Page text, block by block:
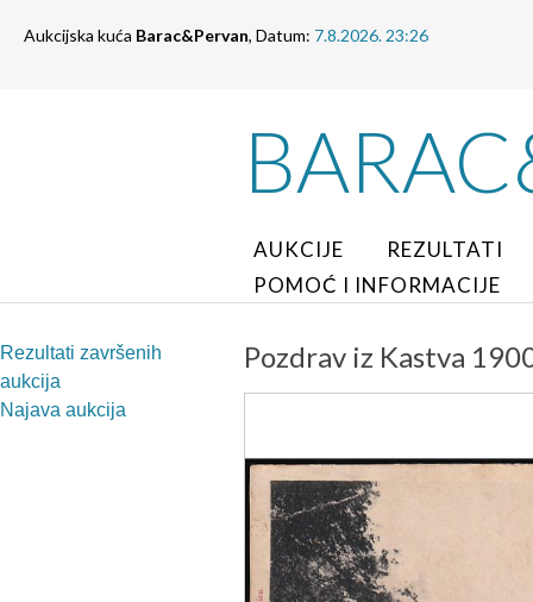
Aukcijska kuća Barac&Pervan, Datum: 7.8.2026. 23:26
AUKCIJE
REZULTATI
POMOĆ I INFORMACIJE
Rezultati završenih
aukcija
Najava aukcija
Pozdrav iz Kastva